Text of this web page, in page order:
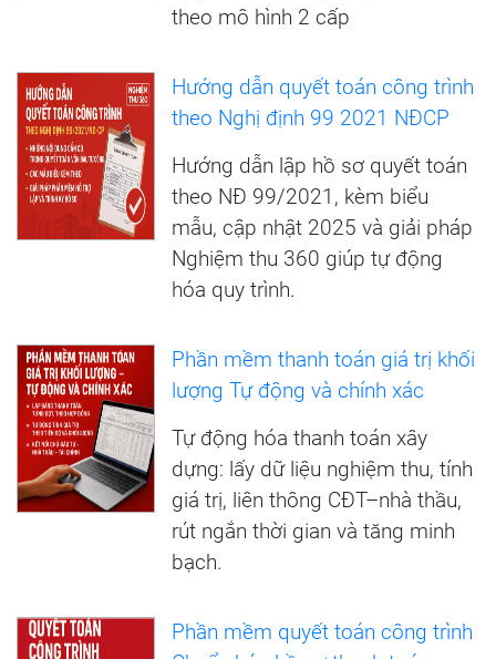
theo mô hình 2 cấp
Hướng dẫn quyết toán công trình
theo Nghị định 99 2021 NĐCP
Hướng dẫn lập hồ sơ quyết toán
theo NĐ 99/2021, kèm biểu
mẫu, cập nhật 2025 và giải pháp
Nghiệm thu 360 giúp tự động
hóa quy trình.
Phần mềm thanh toán giá trị khối
lượng Tự động và chính xác
Tự động hóa thanh toán xây
dựng: lấy dữ liệu nghiệm thu, tính
giá trị, liên thông CĐT–nhà thầu,
rút ngắn thời gian và tăng minh
bạch.
Phần mềm quyết toán công trình